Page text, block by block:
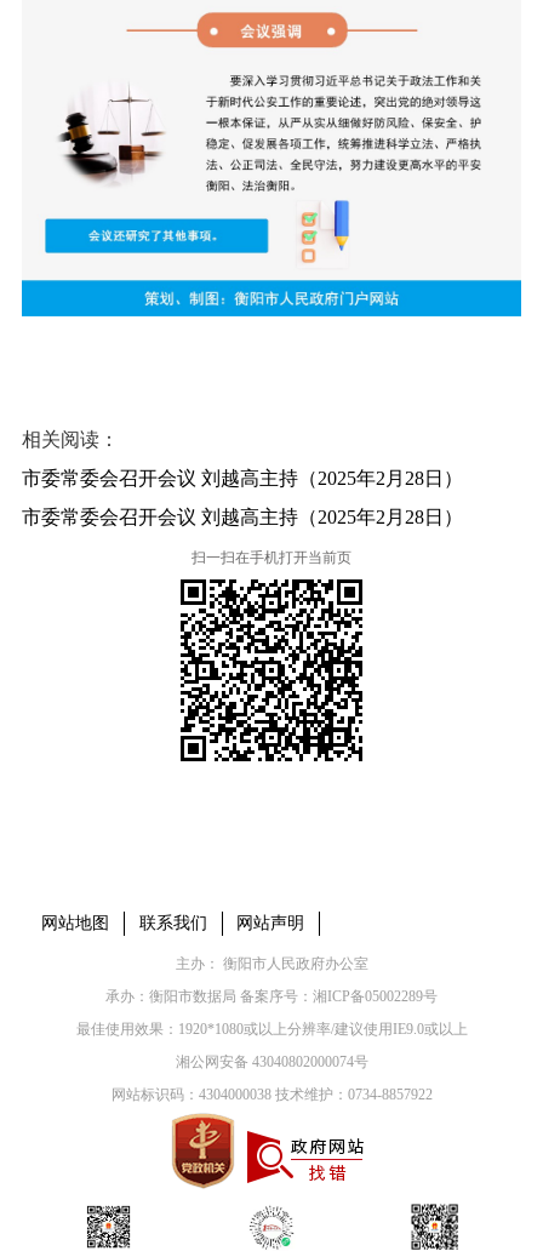
相关阅读：
市委常委会召开会议 刘越高主持（2025年2月28日）
市委常委会召开会议 刘越高主持（2025年2月28日）
扫一扫在手机打开当前页
网站地图 联系我们 网站声明
主办： 衡阳市人民政府办公室
承办：衡阳市数据局 备案序号： 湘ICP备05002289号
最佳使用效果：1920*1080或以上分辨率/建议使用IE9.0或以上
湘公网安备 43040802000074号
网站标识码：4304000038 技术维护：0734-8857922